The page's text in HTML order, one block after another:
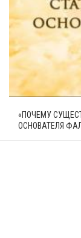
«ПОЧЕМУ
ОСНОВАТЕЛЯ